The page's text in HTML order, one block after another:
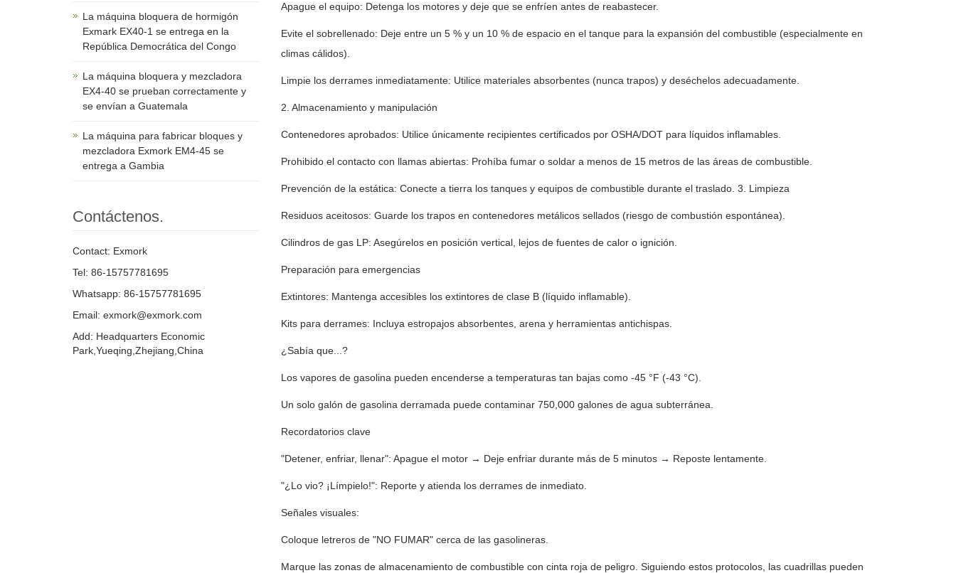
Apague el equipo: Detenga los motores y deje que se enfríen antes de reabastecer.
Evite el sobrellenado: Deje entre un 5 % y un 10 % de espacio en el tanque para la expansión del combustible (especialmente en
climas cálidos).
Limpie los derrames inmediatamente: Utilice materiales absorbentes (nunca trapos) y deséchelos adecuadamente.
2. Almacenamiento y manipulación
Contenedores aprobados: Utilice únicamente recipientes certificados por OSHA/DOT para líquidos inflamables.
Prohibido el contacto con llamas abiertas: Prohíba fumar o soldar a menos de 15 metros de las áreas de combustible.
Prevención de la estática: Conecte a tierra los tanques y equipos de combustible durante el traslado. 3. Limpieza
Residuos aceitosos: Guarde los trapos en contenedores metálicos sellados (riesgo de combustión espontánea).
Cilindros de gas LP: Asegúrelos en posición vertical, lejos de fuentes de calor o ignición.
Preparación para emergencias
Extintores: Mantenga accesibles los extintores de clase B (líquido inflamable).
Kits para derrames: Incluya estropajos absorbentes, arena y herramientas antichispas.
¿Sabía que...?
Los vapores de gasolina pueden encenderse a temperaturas tan bajas como -45 °F (-43 °C).
Un solo galón de gasolina derramada puede contaminar 750,000 galones de agua subterránea.
Recordatorios clave
"Detener, enfriar, llenar": Apague el motor → Deje enfriar durante más de 5 minutos → Reposte lentamente.
"¿Lo vio? ¡Límpielo!": Reporte y atienda los derrames de inmediato.
Señales visuales:
Coloque letreros de "NO FUMAR" cerca de las gasolineras.
Marque las zonas de almacenamiento de combustible con cinta roja de peligro. Siguiendo estos protocolos, las cuadrillas pueden
La máquina bloquera de hormigón
Exmark EX40-1 se entrega en la
República Democrática del Congo
La máquina bloquera y mezcladora
EX4-40 se prueban correctamente y
se envían a Guatemala
La máquina para fabricar bloques y
mezcladora Exmork EM4-45 se
entrega a Gambia
Contáctenos.
Contact: Exmork
Tel: 86-15757781695
Whatsapp: 86-15757781695
Email: exmork@exmork.com
Add: Headquarters Economic
Park,Yueqing,Zhejiang,China